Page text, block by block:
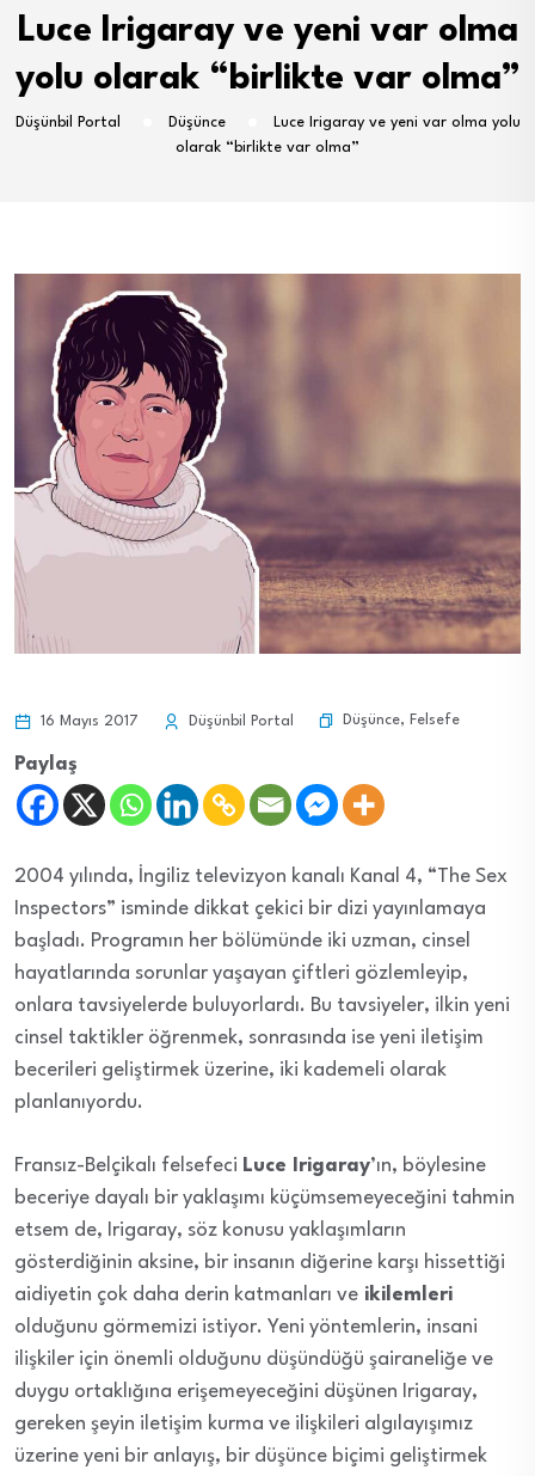
Luce Irigaray ve yeni var olma
yolu olarak “birlikte var olma”
Düşünbil Portal Düşünce
Luce Irigaray ve yeni var olma yolu
olarak “birlikte var olma”
16 Mayıs 2017 Düşünbil Portal Düşünce, Felsefe
Paylaş
2004 yılında, İngiliz televizyon kanalı Kanal 4, “The Sex
Inspectors” isminde dikkat çekici bir dizi yayınlamaya
başladı. Programın her bölümünde iki uzman, cinsel
hayatlarında sorunlar yaşayan çiftleri gözlemleyip,
onlara tavsiyelerde buluyorlardı. Bu tavsiyeler, ilkin yeni
cinsel taktikler öğrenmek, sonrasında ise yeni iletişim
becerileri geliştirmek üzerine, iki kademeli olarak
planlanıyordu.
Fransız-Belçikalı felsefeci Luce Irigaray’ın, böylesine
beceriye dayalı bir yaklaşımı küçümsemeyeceğini tahmin
etsem de, Irigaray, söz konusu yaklaşımların
gösterdiğinin aksine, bir insanın diğerine karşı hissettiği
aidiyetin çok daha derin katmanları ve ikilemleri
olduğunu görmemizi istiyor. Yeni yöntemlerin, insani
ilişkiler için önemli olduğunu düşündüğü şairaneliğe ve
duygu ortaklığına erişemeyeceğini düşünen Irigaray,
gereken şeyin iletişim kurma ve ilişkileri algılayışımız
üzerine yeni bir anlayış, bir düşünce biçimi geliştirmek